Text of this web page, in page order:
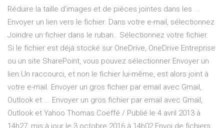
Réduire la taille d’images et de pièces jointes dans les ...
Envoyer un lien vers le fichier. Dans votre e-mail, sélectionnez
Joindre un fichier dans le ruban.. Sélectionnez votre fichier.
Si le fichier est déjà stocké sur OneDrive, OneDrive Entreprise
ou un site SharePoint, vous pouvez sélectionner Envoyer un
lien.Un raccourci, et non le fichier lui-même, est alors joint à
votre e-mail. Envoyer un gros fichier par email avec Gmail,
Outlook et ... Envoyer un gros fichier par email avec Gmail,
Outlook et Yahoo Thomas Coëffé / Publié le 4 avril 2013 à